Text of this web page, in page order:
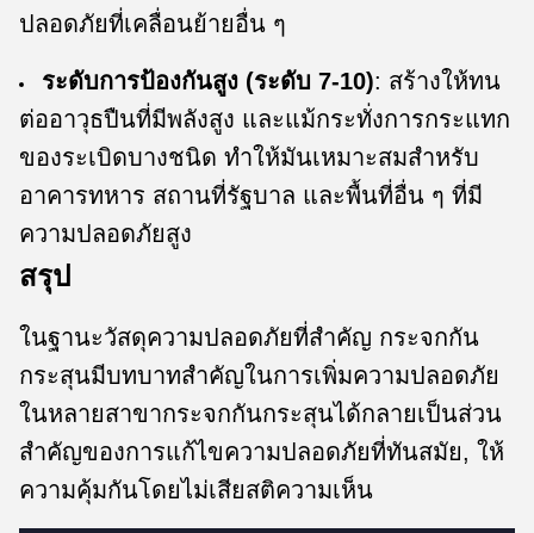
ปลอดภัยที่เคลื่อนย้ายอื่น ๆ
ระดับการป้องกันสูง (ระดับ 7-10): สร้างให้ทน
ต่ออาวุธปืนที่มีพลังสูง และแม้กระทั่งการกระแทก
ของระเบิดบางชนิด ทําให้มันเหมาะสมสําหรับ
อาคารทหาร สถานที่รัฐบาล และพื้นที่อื่น ๆ ที่มี
ความปลอดภัยสูง
สรุป
ในฐานะวัสดุความปลอดภัยที่สําคัญ กระจกกัน
กระสุนมีบทบาทสําคัญในการเพิ่มความปลอดภัย
ในหลายสาขากระจกกันกระสุนได้กลายเป็นส่วน
สําคัญของการแก้ไขความปลอดภัยที่ทันสมัย, ให้
ความคุ้มกันโดยไม่เสียสติความเห็น